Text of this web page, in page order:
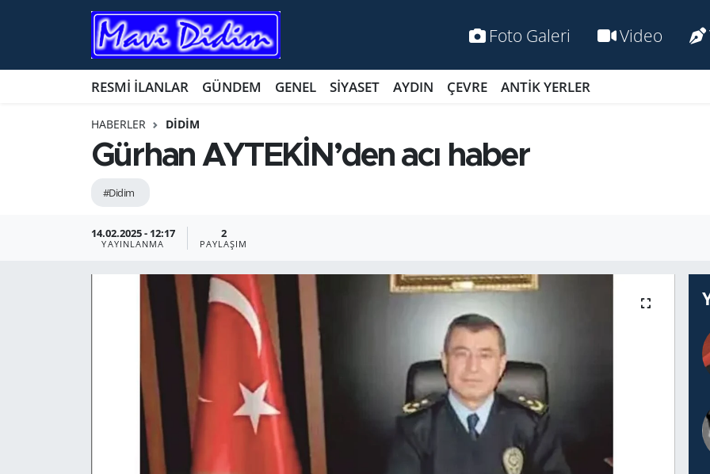
Foto Galeri Video
RESMİ İLANLAR GÜNDEM GENEL SİYASET AYDIN ÇEVRE ANTİK YERLER
HABERLER DİDİM
Gürhan AYTEKİN’den acı haber
#Didim
14.02.2025 - 12:17
YAYINLANMA
2
PAYLAŞIM
ANTİK YERLER
HABERDE İNSAN
KÜLTÜR SANAT
Nöbetçi Eczaneler
Namaz Vakitleri
Son Dakika Haberleri